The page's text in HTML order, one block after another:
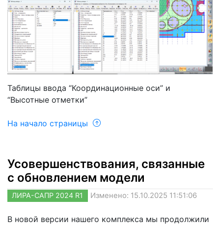
Таблицы ввода “Координационные оси” и
“Высотные отметки”
На начало страницы
Усовершенствования, связанные
с обновлением модели
ЛИРА-САПР 2024 R1 Изменено: 15.10.2025 11:51:06
В новой версии нашего комплекса мы продолжили